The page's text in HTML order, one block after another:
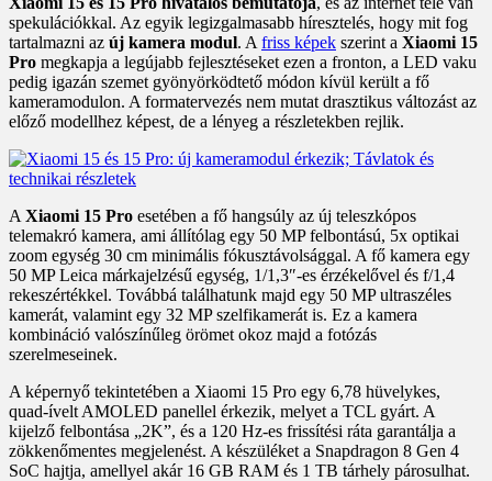
spekulációkkal. Az egyik legizgalmasabb híresztelés, hogy mit fog
tartalmazni az új kamera modul. A friss képek szerint a Xiaomi 15
Pro megkapja a legújabb fejlesztéseket ezen a fronton, a LED vaku
pedig igazán szemet gyönyörködtető módon kívül került a fő
kameramodulon. A formatervezés nem mutat drasztikus változást az
előző modellhez képest, de a lényeg a részletekben rejlik.
A Xiaomi 15 Pro esetében a fő hangsúly az új teleszkópos
telemakró kamera, ami állítólag egy 50 MP felbontású, 5x optikai
zoom egység 30 cm minimális fókusztávolsággal. A fő kamera egy
50 MP Leica márkajelzésű egység, 1/1,3″-es érzékelővel és f/1,4
rekeszértékkel. Továbbá találhatunk majd egy 50 MP ultraszéles
kamerát, valamint egy 32 MP szelfikamerát is. Ez a kamera
kombináció valószínűleg örömet okoz majd a fotózás
szerelmeseinek.
A képernyő tekintetében a Xiaomi 15 Pro egy 6,78 hüvelykes,
quad-ívelt AMOLED panellel érkezik, melyet a TCL gyárt. A
kijelző felbontása „2K”, és a 120 Hz-es frissítési ráta garantálja a
zökkenőmentes megjelenést. A készüléket a Snapdragon 8 Gen 4
SoC hajtja, amellyel akár 16 GB RAM és 1 TB tárhely párosulhat.